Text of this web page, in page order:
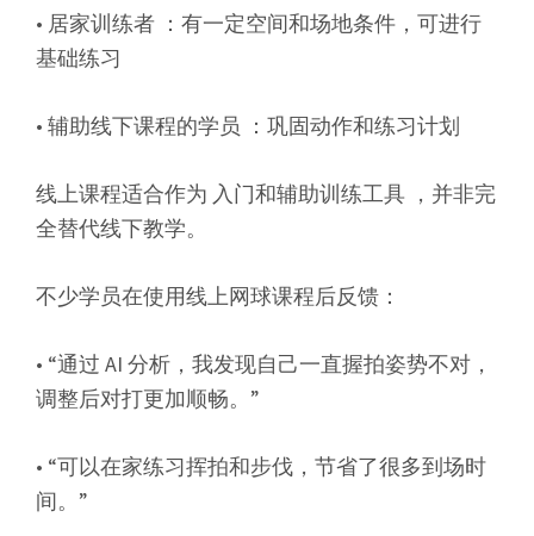
• 居家训练者 ：有一定空间和场地条件，可进行
基础练习
• 辅助线下课程的学员 ：巩固动作和练习计划
线上课程适合作为 入门和辅助训练工具 ，并非完
全替代线下教学。
不少学员在使用线上网球课程后反馈：
• “通过 AI 分析，我发现自己一直握拍姿势不对，
调整后对打更加顺畅。”
• “可以在家练习挥拍和步伐，节省了很多到场时
间。”